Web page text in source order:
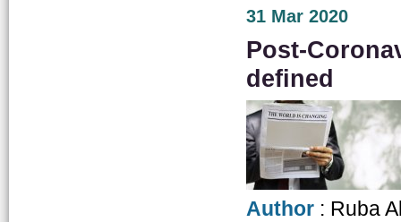
31 Mar 2020
Post-
defined
Author : Ruba